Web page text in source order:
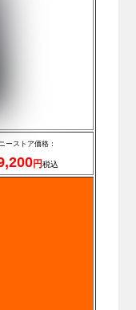
ーストア価格：
円税込